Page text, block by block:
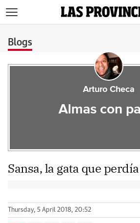
Blogs
Arturo Checa
Almas con
Sansa, la gata que
Thursday, 5 April 2018, 20:52